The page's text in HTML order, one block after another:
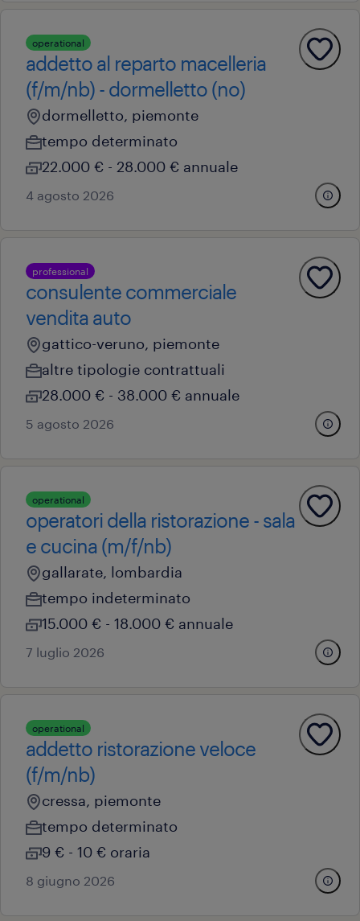
operational
addetto al reparto macelleria
(f/m/nb) - dormelletto (no)
dormelletto, piemonte
tempo determinato
22.000 € - 28.000 € annuale
4 agosto 2026
professional
consulente commerciale
vendita auto
gattico-veruno, piemonte
altre tipologie contrattuali
28.000 € - 38.000 € annuale
5 agosto 2026
operational
operatori della ristorazione - sala
e cucina (m/f/nb)
gallarate, lombardia
tempo indeterminato
15.000 € - 18.000 € annuale
7 luglio 2026
operational
addetto ristorazione veloce
(f/m/nb)
cressa, piemonte
tempo determinato
9 € - 10 € oraria
8 giugno 2026